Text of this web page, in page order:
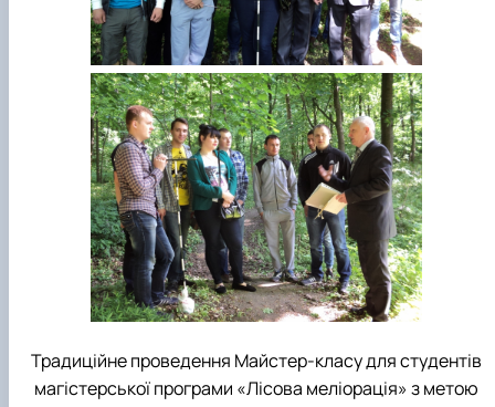
Традиційне проведення Майстер-класу для студентів
магістерської програми «Лісова меліорація» з метою